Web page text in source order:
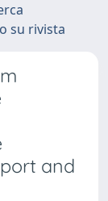
su rivista
and